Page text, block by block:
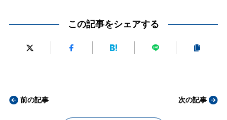
この記事をシェアする
前の記事 次の記事